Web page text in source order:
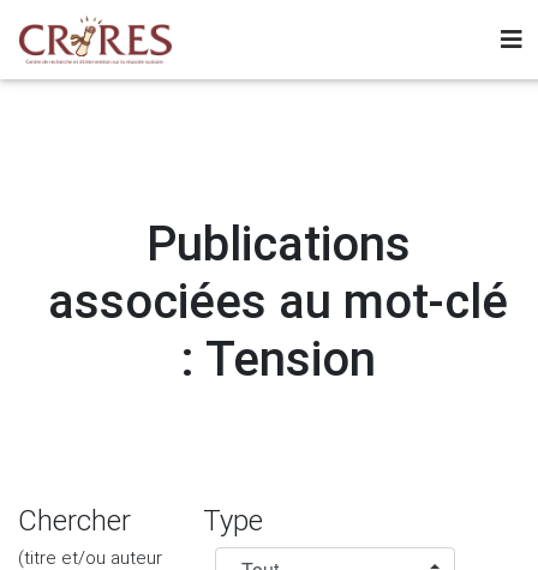
Publications
associées au mot-clé
: Tension
Chercher
(titre et/ou auteur
Type